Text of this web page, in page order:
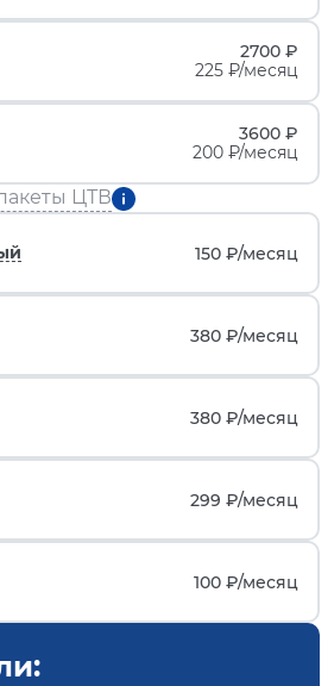
2700 ₽
225 ₽/месяц
3600 ₽
200 ₽/месяц
ЦТВ
150 ₽/месяц
380 ₽/месяц
380 ₽/месяц
299 ₽/месяц
100 ₽/месяц